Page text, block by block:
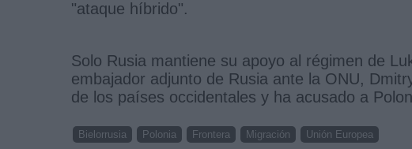
"ataque híbrido".
Solo Rusia mantiene su apoyo al régimen de
embajador adjunto de Rusia ante la ONU,
de los países occidentales y ha acusado a
Bielorrusia Polonia Frontera Migración Unión Europea